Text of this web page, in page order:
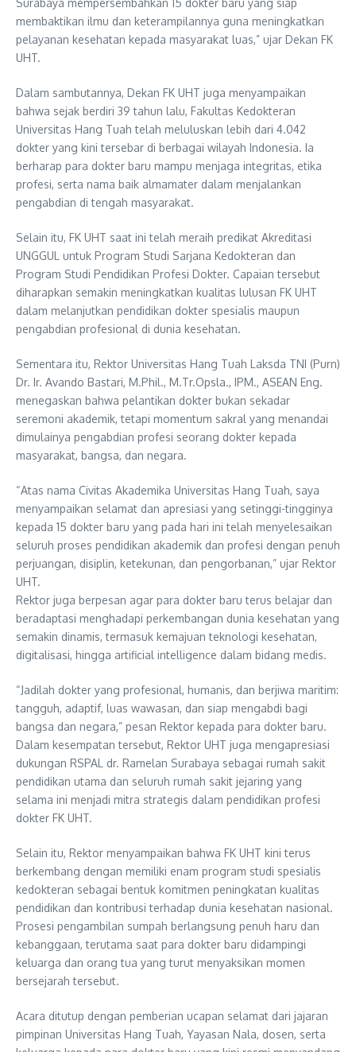
Surabaya mempersembahkan 15 dokter baru yang siap
membaktikan ilmu dan keterampilannya guna meningkatkan
pelayanan kesehatan kepada masyarakat luas,” ujar Dekan FK
UHT.
Dalam sambutannya, Dekan FK UHT juga menyampaikan
bahwa sejak berdiri 39 tahun lalu, Fakultas Kedokteran
Universitas Hang Tuah telah meluluskan lebih dari 4.042
dokter yang kini tersebar di berbagai wilayah Indonesia. Ia
berharap para dokter baru mampu menjaga integritas, etika
profesi, serta nama baik almamater dalam menjalankan
pengabdian di tengah masyarakat.
Selain itu, FK UHT saat ini telah meraih predikat Akreditasi
UNGGUL untuk Program Studi Sarjana Kedokteran dan
Program Studi Pendidikan Profesi Dokter. Capaian tersebut
diharapkan semakin meningkatkan kualitas lulusan FK UHT
dalam melanjutkan pendidikan dokter spesialis maupun
pengabdian profesional di dunia kesehatan.
Sementara itu, Rektor Universitas Hang Tuah Laksda TNI (Purn)
Dr. Ir. Avando Bastari, M.Phil., M.Tr.Opsla., IPM., ASEAN Eng.
menegaskan bahwa pelantikan dokter bukan sekadar
seremoni akademik, tetapi momentum sakral yang menandai
dimulainya pengabdian profesi seorang dokter kepada
masyarakat, bangsa, dan negara.
“Atas nama Civitas Akademika Universitas Hang Tuah, saya
menyampaikan selamat dan apresiasi yang setinggi-tingginya
kepada 15 dokter baru yang pada hari ini telah menyelesaikan
seluruh proses pendidikan akademik dan profesi dengan penuh
perjuangan, disiplin, ketekunan, dan pengorbanan,” ujar Rektor
UHT.
Rektor juga berpesan agar para dokter baru terus belajar dan
beradaptasi menghadapi perkembangan dunia kesehatan yang
semakin dinamis, termasuk kemajuan teknologi kesehatan,
digitalisasi, hingga artificial intelligence dalam bidang medis.
“Jadilah dokter yang profesional, humanis, dan berjiwa maritim:
tangguh, adaptif, luas wawasan, dan siap mengabdi bagi
bangsa dan negara,” pesan Rektor kepada para dokter baru.
Dalam kesempatan tersebut, Rektor UHT juga mengapresiasi
dukungan RSPAL dr. Ramelan Surabaya sebagai rumah sakit
pendidikan utama dan seluruh rumah sakit jejaring yang
selama ini menjadi mitra strategis dalam pendidikan profesi
dokter FK UHT.
Selain itu, Rektor menyampaikan bahwa FK UHT kini terus
berkembang dengan memiliki enam program studi spesialis
kedokteran sebagai bentuk komitmen peningkatan kualitas
pendidikan dan kontribusi terhadap dunia kesehatan nasional.
Prosesi pengambilan sumpah berlangsung penuh haru dan
kebanggaan, terutama saat para dokter baru didampingi
keluarga dan orang tua yang turut menyaksikan momen
bersejarah tersebut.
Acara ditutup dengan pemberian ucapan selamat dari jajaran
pimpinan Universitas Hang Tuah, Yayasan Nala, dosen, serta